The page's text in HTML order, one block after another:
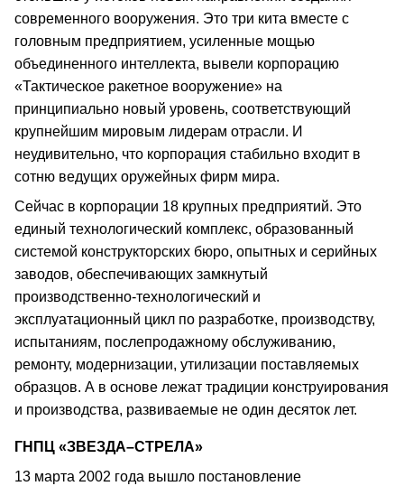
современного вооружения. Это три кита вместе с
головным предприятием, усиленные мощью
объединенного интеллекта, вывели корпорацию
«Тактическое ракетное вооружение» на
принципиально новый уровень, соответствующий
крупнейшим мировым лидерам отрасли. И
неудивительно, что корпорация стабильно входит в
сотню ведущих оружейных фирм мира.
Сейчас в корпорации 18 крупных предприятий. Это
единый технологический комплекс, образованный
системой конструкторских бюро, опытных и серийных
заводов, обеспечивающих замкнутый
производственно-технологический и
эксплуатационный цикл по разработке, производству,
испытаниям, послепродажному обслуживанию,
ремонту, модернизации, утилизации поставляемых
образцов. А в основе лежат традиции конструирования
и производства, развиваемые не один десяток лет.
ГНПЦ «ЗВЕЗДА–СТРЕЛА»
13 марта 2002 года вышло постановление